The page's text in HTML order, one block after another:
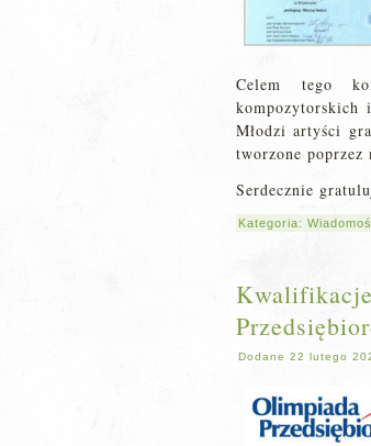
Celem tego
kompozytorskich
Młodzi artyści
tworzone poprzez
Serdecznie
Kategoria:
Dodane 22 lutego